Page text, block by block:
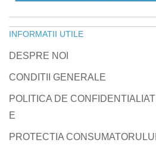
INFORMATII UTILE
DESPRE NOI
CONDITII GENERALE
POLITICA DE CONFIDENTIALIAT
E
PROTECTIA CONSUMATORULUI